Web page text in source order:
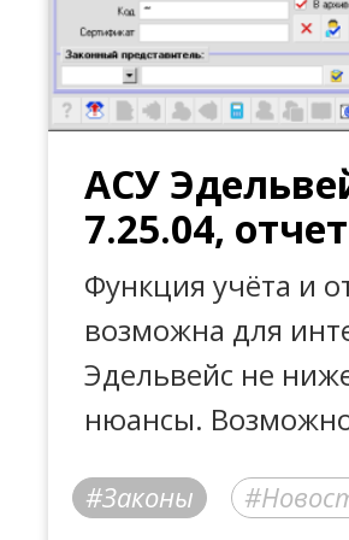
АСУ
7.25.04,
Функция учёта и
возможна для
Эдельвейс не
нюансы.
Законы